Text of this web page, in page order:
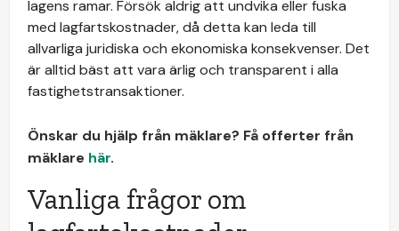
lagens ramar. Försök aldrig att undvika eller fuska
med lagfartskostnader, då detta kan leda till
allvarliga juridiska och ekonomiska konsekvenser. Det
är alltid bäst att vara ärlig och transparent i alla
fastighetstransaktioner.
Önskar du hjälp från mäklare? Få offerter från
mäklare här.
Vanliga frågor om